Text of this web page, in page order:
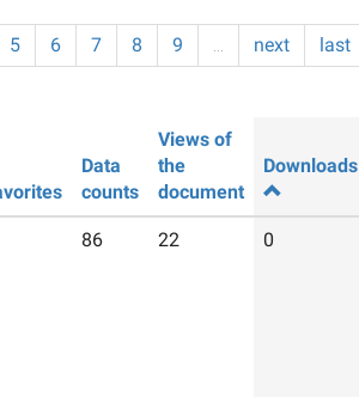
5 6 7 8 9 … next last
Data
counts
Views of
the
document
Downloads
86 22 0